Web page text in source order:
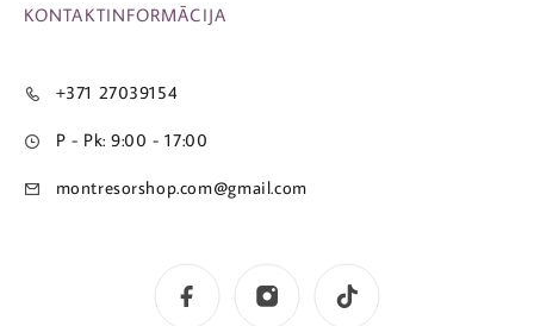
KONTAKTINFORMĀCIJA
+371 27039154
P - Pk: 9:00 - 17:00
montresorshop.com@gmail.com